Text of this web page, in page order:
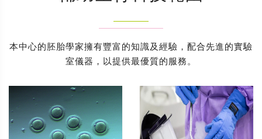
本中心的胚胎學家擁有豐富的知識及經驗，配合先進的實驗
室儀器，以提供最優質的服務。